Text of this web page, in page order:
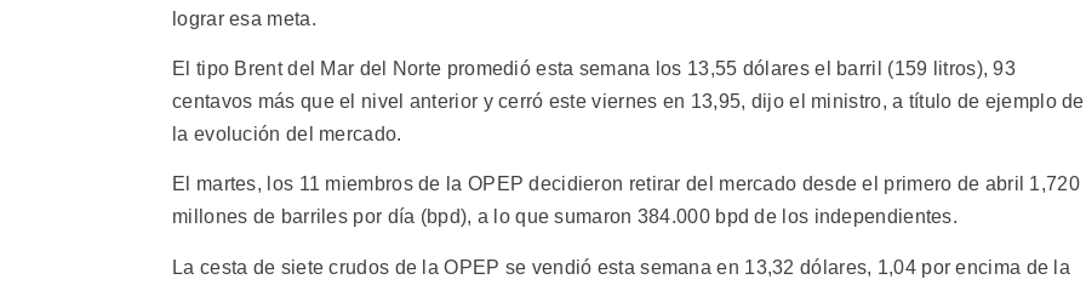
lograr esa meta.
El tipo Brent del Mar del Norte promedió esta semana los 13,55 dólares el barril (159 litros), 93
centavos más que el nivel anterior y cerró este viernes en 13,95, dijo el ministro, a título de ejemplo de
la evolución del mercado.
El martes, los 11 miembros de la OPEP decidieron retirar del mercado desde el primero de abril 1,720
millones de barriles por día (bpd), a lo que sumaron 384.000 bpd de los independientes.
La cesta de siete crudos de la OPEP se vendió esta semana en 13,32 dólares, 1,04 por encima de la